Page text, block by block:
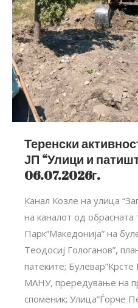
Теренски
ЈП “Улици и
06.07.2026г.
Канал Козле на улица
на каналот од обрасната
Парк”Македонија” на
Теодосиј Гологанов”,
патеките; Булевар”Крсте
МАНУ, прередување на
споменик; Улица”Ѓорче